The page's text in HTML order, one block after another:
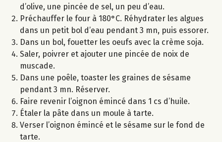
d’olive, une pincée de sel, un peu d’eau.
Préchauffer le four à 180°C. Réhydrater les algues
dans un petit bol d’eau pendant 3 mn, puis essorer.
Dans un bol, fouetter les oeufs avec la crème soja.
Saler, poivrer et ajouter une pincée de noix de
muscade.
Dans une poêle, toaster les graines de sésame
pendant 3 mn. Réserver.
Faire revenir l’oignon émincé dans 1 cs d’huile.
Étaler la pâte dans un moule à tarte.
Verser l’oignon émincé et le sésame sur le fond de
tarte.